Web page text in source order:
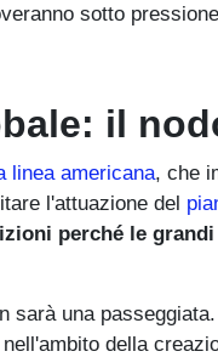
sotto
il
linea americana, che
l'attuazione del
perché le
sarà una
della